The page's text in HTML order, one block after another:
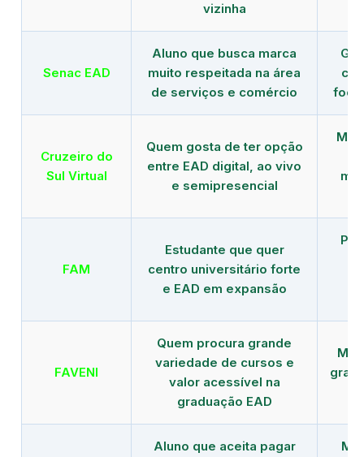
vizinha
Senac EAD
Aluno que busca marca
muito respeitada na área
de serviços e comércio
foco
Cruzeiro do
Sul Virtual
Quem gosta de ter opção
entre EAD digital, ao vivo
e semipresencial
FAM
Estudante que quer
centro universitário forte
e EAD em expansão
FAVENI
Quem procura grande
variedade de cursos e
valor acessível na
graduação EAD
Aluno que aceita pagar